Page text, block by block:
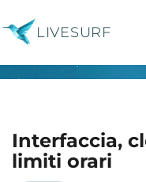
LIVESURF
Interfaccia,
limiti orari